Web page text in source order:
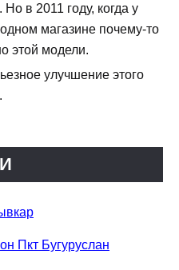
в 2011 году, когда у
магазине почему-то
этой модели.
улучшение этого
Пкт Бугуруслан